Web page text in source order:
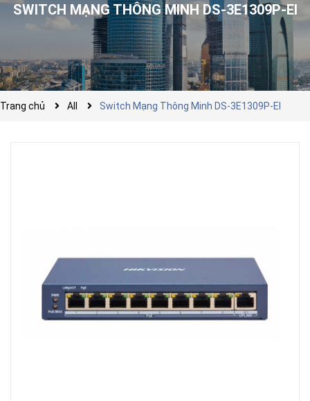
SWITCH MẠNG THÔNG MINH DS-3E1309P-EI
Trang chủ All Switch Mạng Thông Minh DS-3E1309P-EI